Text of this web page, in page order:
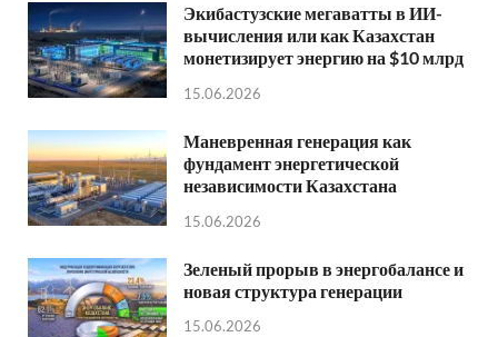
Экибастузские мегаватты в ИИ-
вычисления или как Казахстан
монетизирует энергию на $10 млрд
15.06.2026
Маневренная генерация как
фундамент энергетической
независимости Казахстана
15.06.2026
Зеленый прорыв в энергобалансе и
новая структура генерации
15.06.2026